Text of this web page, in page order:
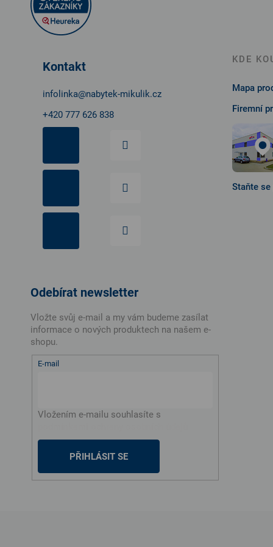
Kontakt
infolinka@nabytek-mikulik.cz
+420 777 626 838
KDE
Mapa
Firemní
Staňte
Odebírat newsletter
Vložte svůj e-mail a my vám budeme zasílat
informace o nových produktech na našem e-
shopu.
E-mail
Vložením e-mailu souhlasíte s
PŘIHLÁSIT SE